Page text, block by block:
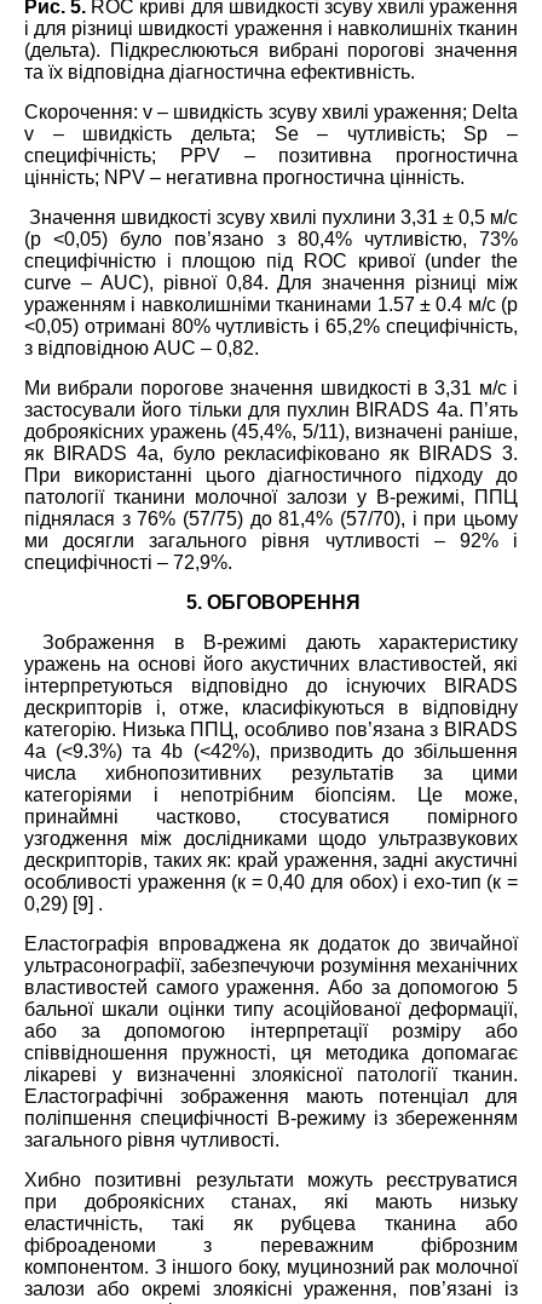
Рис. 5. ROC криві для швидкості зсуву хвилі ураження
і для різниці швидкості ураження і навколишніх тканин
(дельта). Підкреслюються вибрані порогові значення
та їх відповідна діагностична ефективність.
Скорочення: v – швидкість зсуву хвилі ураження; Delta
v – швидкість дельта; Se – чутливість; Sp –
специфічність; PPV – позитивна прогностична
цінність; NPV – негативна прогностична цінність.
Значення швидкості зсуву хвилі пухлини 3,31 ± 0,5 м/с
(р <0,05) було пов’язано з 80,4% чутливістю, 73%
специфічністю і площою під ROC кривої (under the
curve – AUC), рівної 0,84. Для значення різниці між
ураженням і навколишніми тканинами 1.57 ± 0.4 м/с (р
<0,05) отримані 80% чутливість і 65,2% специфічність,
з відповідною AUC – 0,82.
Ми вибрали порогове значення швидкості в 3,31 м/с і
застосували його тільки для пухлин BIRADS 4а. П’ять
доброякісних уражень (45,4%, 5/11), визначені раніше,
як BIRADS 4а, було рекласифіковано як BIRADS 3.
При використанні цього діагностичного підходу до
патології тканини молочної залози у В-режимі, ППЦ
піднялася з 76% (57/75) до 81,4% (57/70), і при цьому
ми досягли загального рівня чутливості – 92% і
специфічності – 72,9%.
5. ОБГОВОРЕННЯ
Зображення в В-режимі дають характеристику
уражень на основі його акустичних властивостей, які
інтерпретуються відповідно до існуючих BIRADS
дескрипторів і, отже, класифікуються в відповідну
категорію. Низька ППЦ, особливо пов’язана з BIRADS
4а (<9.3%) та 4b (<42%), призводить до збільшення
числа хибнопозитивних результатів за цими
категоріями і непотрібним біопсіям. Це може,
принаймні частково, стосуватися помірного
узгодження між дослідниками щодо ультразвукових
дескрипторів, таких як: край ураження, задні акустичні
особливості ураження (к = 0,40 для обох) і ехо-тип (к =
0,29) [9] .
Еластографія впроваджена як додаток до звичайної
ультрасонографії, забезпечуючи розуміння механічних
властивостей самого ураження. Або за допомогою 5
бальної шкали оцінки типу асоційованої деформації,
або за допомогою інтерпретації розміру або
співвідношення пружності, ця методика допомагає
лікареві у визначенні злоякісної патології тканин.
Еластографічні зображення мають потенціал для
поліпшення специфічності B-режиму із збереженням
загального рівня чутливості.
Хибно позитивні результати можуть реєструватися
при доброякісних станах, які мають низьку
еластичність, такі як рубцева тканина або
фіброаденоми з переважним фіброзним
компонентом. З іншого боку, муцинозний рак молочної
залози або окремі злоякісні ураження, пов’язані із